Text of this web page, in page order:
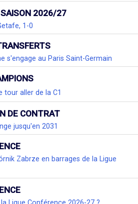
SAISON 2026/27
1-0
s'engage au Paris Saint-Germain
tour aller de la C1
DE CONTRAT
jusqu'en 2031
Zabrze en barrages de la Ligue